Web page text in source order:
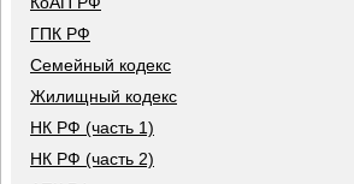
ГПК РФ
Семейный кодекс
Жилищный кодекс
НК РФ (часть 1)
НК РФ (часть 2)